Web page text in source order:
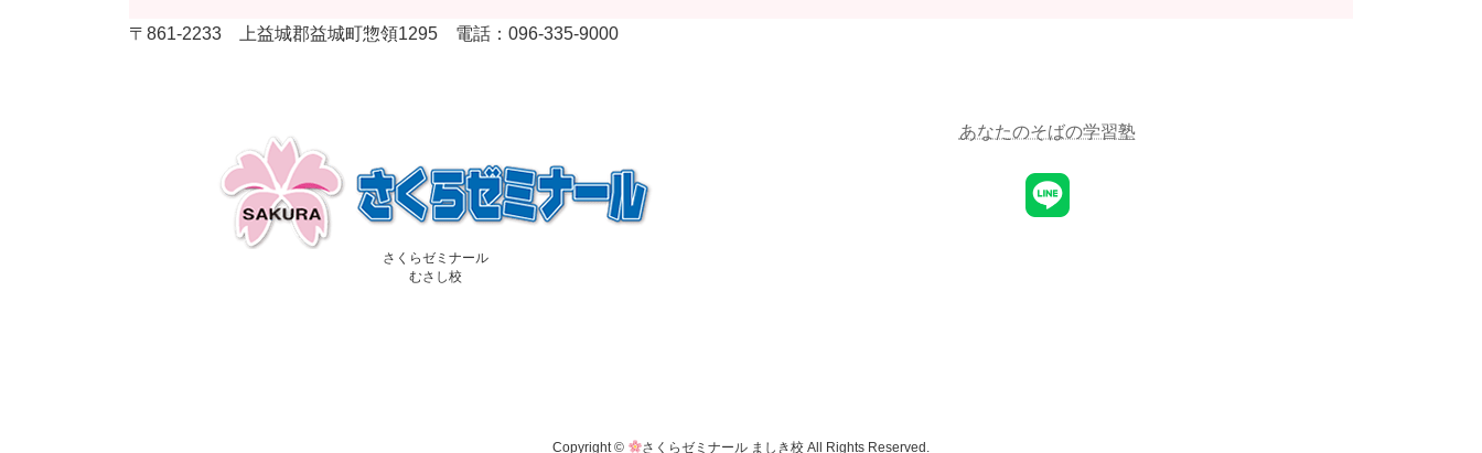
〒861-2233 上益城郡益城町惣領1295 電話：096-335-9000
さくらゼミナール
むさし校
あなたのそばの学習塾
Copyright © さくらゼミナール ましき校 All Rights Reserved.